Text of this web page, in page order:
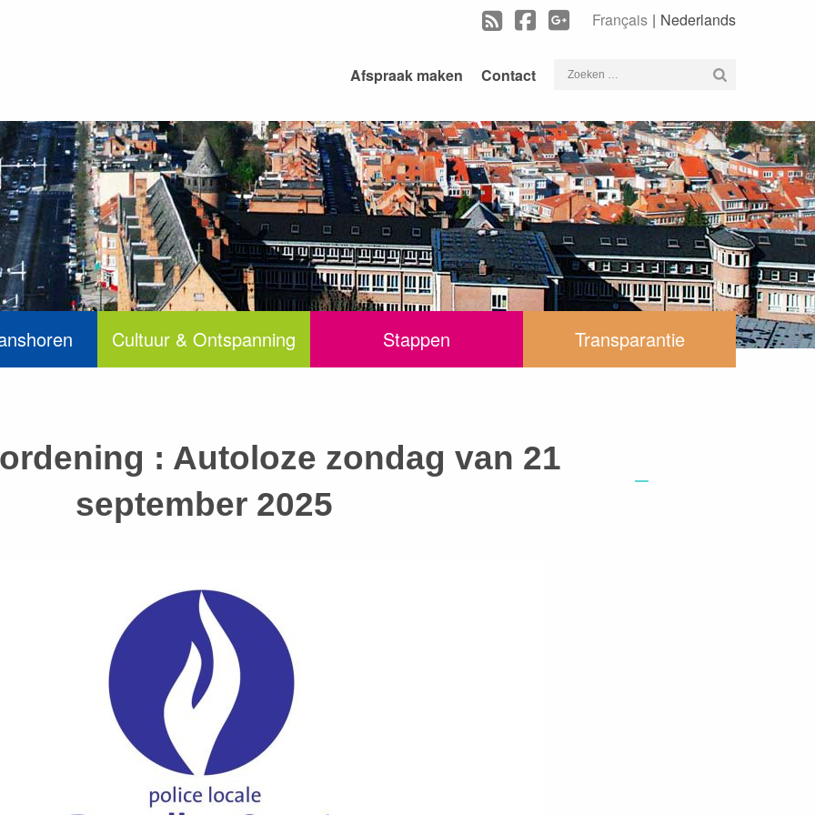
Français Nederlands
Afspraak maken Contact
Zoeken
Cultuur & Ontspanning Stappen Transparantie
: Autoloze zondag van 21
september 2025